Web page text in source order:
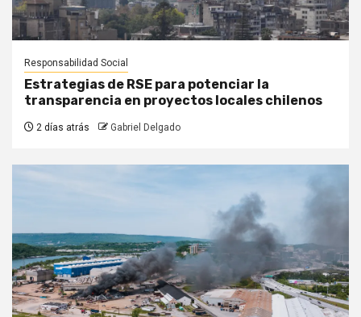
Responsabilidad Social
Estrategias de RSE para potenciar la
transparencia en proyectos locales chilenos
2 días atrás Gabriel Delgado